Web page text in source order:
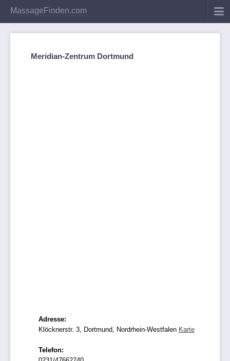
MassageFinden.com
Meridian-Zentrum Dortmund
Adresse:
Klöcknerstr. 3, Dortmund, Nordrhein-Westfalen Karte
Telefon: